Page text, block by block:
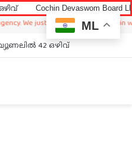
Cochin Devaswom Board LD Clerk
just sharing available job in
42 ഒഴിവ്
ML